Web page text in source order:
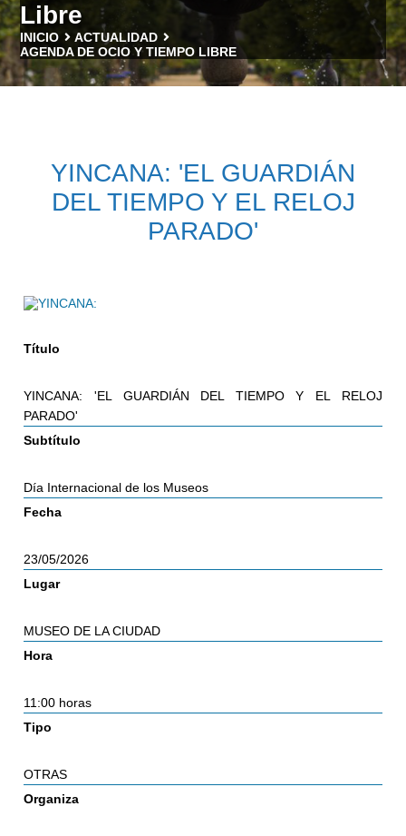
Libre
INICIO
ACTUALIDAD
AGENDA DE OCIO Y TIEMPO LIBRE
YINCANA: 'EL GUARDIÁN
DEL TIEMPO Y EL RELOJ
PARADO'
Título
YINCANA: 'EL GUARDIÁN DEL TIEMPO Y EL RELOJ
PARADO'
Subtítulo
Día Internacional de los Museos
Fecha
23/05/2026
Lugar
MUSEO DE LA CIUDAD
Hora
11:00 horas
Tipo
OTRAS
Organiza